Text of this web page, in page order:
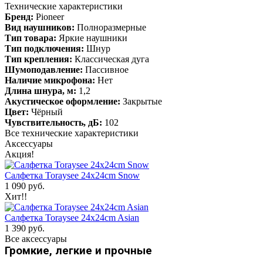
Технические характеристики
Бренд: Pioneer
Вид наушников: Полноразмерные
Тип товара: Яркие наушники
Тип подключения: Шнур
Тип крепления: Классическая дуга
Шумоподавление: Пассивное
Наличие микрофона: Нет
Длина шнура, м: 1,2
Акустическое оформление: Закрытые
Цвет: Чёрный
Чувствительность, дБ: 102
Все технические характеристики
Аксессуары
Акция!
Салфетка Toraysee 24x24cm Snow
1 090 руб.
Хит!!
Салфетка Toraysee 24x24cm Asian
1 390 руб.
Все аксессуары
Громкие, легкие и прочные